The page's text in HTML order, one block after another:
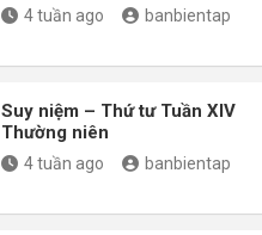
4 tuần ago banbientap
Suy niệm – Thứ tư Tuần XIV
Thường niên
4 tuần ago banbientap